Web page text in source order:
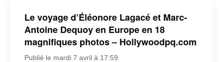
Le voyage d’Éléonore Lagacé et Marc-
Antoine Dequoy en Europe en 18
magnifiques photos – Hollywoodpq.com
Publié le mardi 7 avril à 17:59